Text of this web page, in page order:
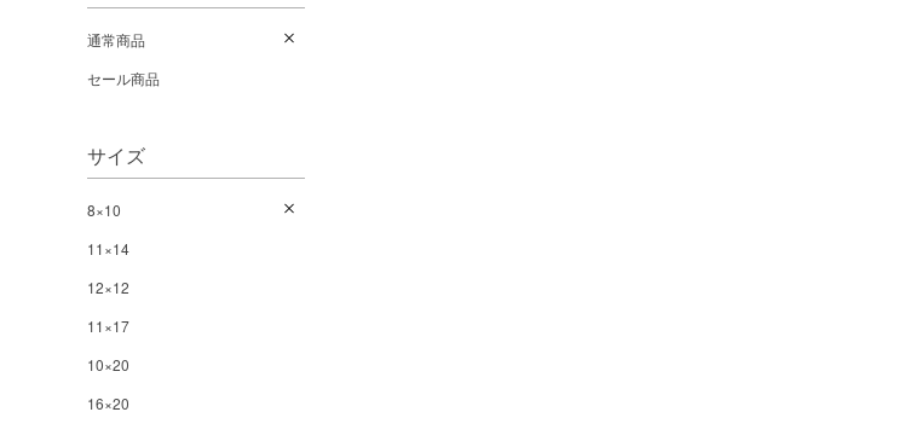
通常商品
セール商品
サイズ
8×10
11×14
12×12
11×17
10×20
16×20